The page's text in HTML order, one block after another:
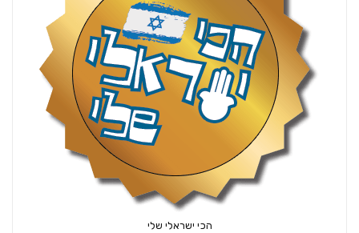
הכי ישראלי שלי